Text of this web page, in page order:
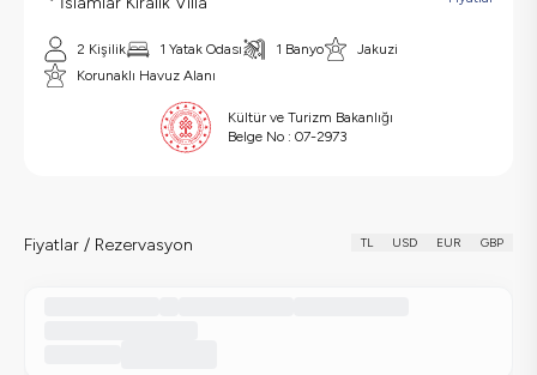
2 Kişilik 1 Yatak Odası 1 Banyo
Jakuzi
Korunaklı Havuz Alanı
Kültür ve Turizm Bakanlığı
Belge No : 07-2973
Fiyatlar / Rezervasyon TL USD EUR GBP